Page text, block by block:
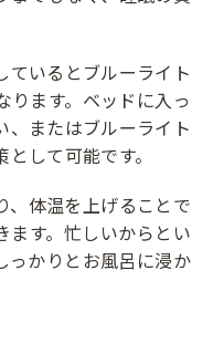
ているとブルーライト
ります。ベッドに入っ
、またはブルーライト
して可能です。
、体温を上げることで
ます。忙しいからとい
っかりとお風呂に浸か